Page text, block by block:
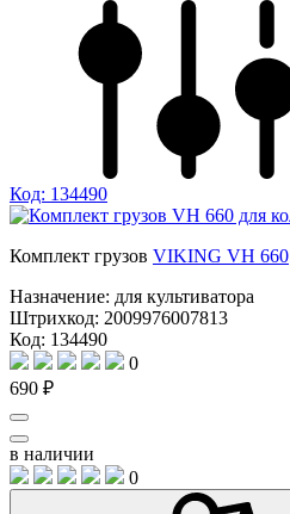
Код: 134490
Комплект грузов VIKING VH 660
Назначение: для культиватора
Штрихкод: 2009976007813
Код: 134490
0
690 ₽
в наличии
0